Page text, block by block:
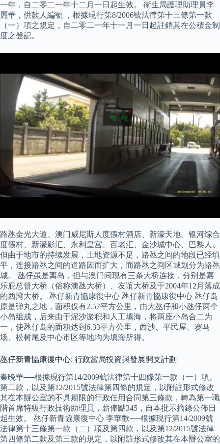
一年，自二零二一年十二月一日起生效。 衛生局護理助理員李
麗華，供款人編號 ，根據現行第8/2006號法律第十三條第一款
（一）項之規定，自二零二一年十一月一日起註銷其在公積金制
度之登記。
路氹金光大道、澳门威尼斯人度假村酒店、新濠天地、银河综合
度假村、新濠影汇、永利皇宫、百老汇、金沙城中心、巴黎人。
但由于地市的持续发展，土地资源不足，路氹之间的地段已经填
平，连接路氹之间的道路因而扩大，而路氹之间区域划分为路氹
城。 氹仔虽是离岛，但与澳门间现有三条大桥连接，分别是嘉
乐庇总督大桥（俗称澳氹大桥）、友谊大桥及于2004年12月落成
的西湾大桥。 氹仔新青協康復中心 氹仔新青協康復中心 氹仔岛
原是弹丸之地，面积仅有2.57平方公里，由大氹仔和小氹仔两个
小岛组成，后来由于泥沙淤积和人工填海，将两座小岛合二为
一，使氹仔岛的面积达到6.33平方公里，西沙、平民屋、赛马
场、松树尾及中心市区等地均为填海所得。
氹仔新青協康復中心: 行政當局投資與發展開支計劃
秦晚華──根據現行第14/2009號法律第十四條第一款（一）項、
第二款，以及第12/2015號法律第四條的規定，以附註形式修改
其在本辦公室的不具期限的行政任用合同第三條款，轉為第一職
階首席特級行政技術助理員，薪俸點345，自本批示摘錄公佈日
起生效。 氹仔新青協康復中心 李華歡──根據現行第14/2009號
法律第十三條第一款（二）項及第四款，以及第12/2015號法律
第四條第二款及第三款的規定，以附註形式修改其在本辦公室的